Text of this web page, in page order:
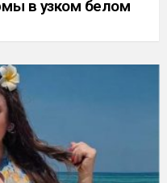
в узком белом